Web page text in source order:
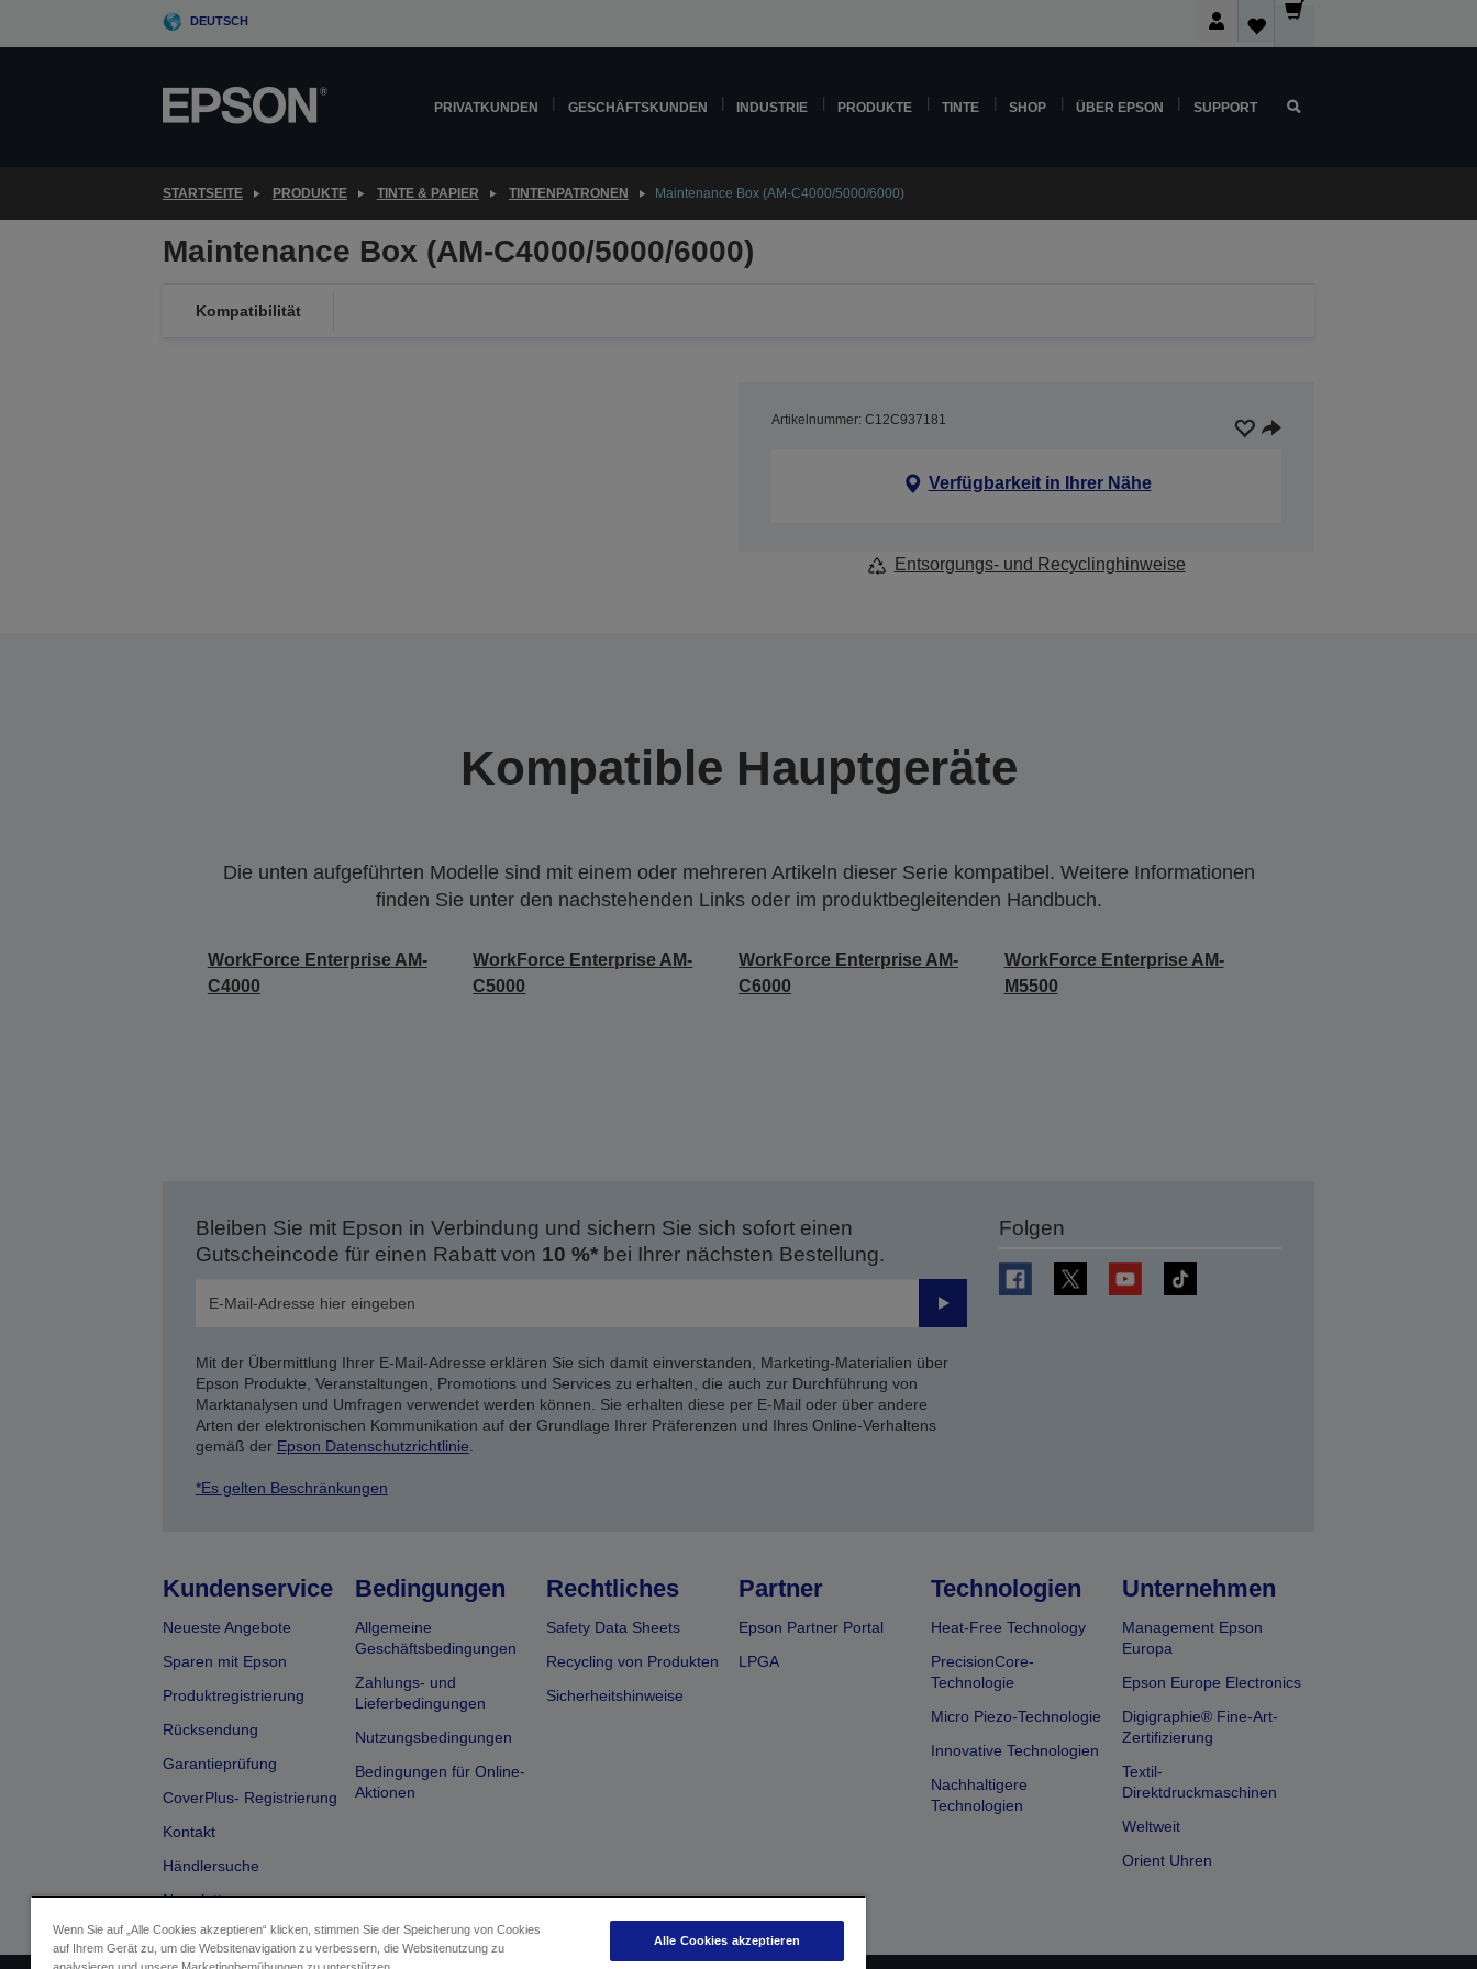
DEUTSCH
PRIVATKUNDEN GESCHÄFTSKUNDEN INDUSTRIE PRODUKTE TINTE SHOP ÜBER EPSON SUPPORT
STARTSEITE PRODUKTE TINTE & PAPIER TINTENPATRONEN Maintenance Box (AM-C4000/5000/6000)
Maintenance Box (AM-C4000/5000/6000)
Kompatibilität
Artikelnummer: C12C937181
Verfügbarkeit in Ihrer Nähe
Entsorgungs- und Recyclinghinweise
Kompatible Hauptgeräte
Die unten aufgeführten Modelle sind mit einem oder mehreren Artikeln dieser Serie kompatibel. Weitere Informationen
finden Sie unter den nachstehenden Links oder im produktbegleitenden Handbuch.
WorkForce Enterprise AM-
C4000
WorkForce Enterprise AM-
C5000
WorkForce Enterprise AM-
C6000
WorkForce Enterprise AM-
M5500
Bleiben Sie mit Epson in Verbindung und sichern Sie sich sofort einen
Gutscheincode für einen Rabatt von 10 %*bei Ihrer nächsten Bestellung.
Senden
Mit der Übermittlung Ihrer E-Mail-Adresse erklären Sie sich damit einverstanden, Marketing-Materialien über
Epson Produkte, Veranstaltungen, Promotions und Services zu erhalten, die auch zur Durchführung von
Marktanalysen und Umfragen verwendet werden können. Sie erhalten diese per E-Mail oder über andere
Arten der elektronischen Kommunikation auf der Grundlage Ihrer Präferenzen und Ihres Online-Verhaltens
gemäß der Epson Datenschutzrichtlinie
*Es gelten Beschränkungen
Folgen
Kundenservice
Neueste Angebote
Sparen mit Epson
Produktregistrierung
Rücksendung
Garantieprüfung
CoverPlus- Registrierung
Kontakt
Händlersuche
Newsletter
Bedingungen
Allgemeine
Geschäftsbedingungen
Zahlungs- und
Lieferbedingungen
Nutzungsbedingungen
Bedingungen für Online-
Aktionen
Rechtliches
Safety Data Sheets
Recycling von Produkten
Sicherheitshinweise
Partner
Epson Partner Portal
LPGA
Technologien
Heat-Free Technology
PrecisionCore-
Technologie
Micro Piezo-Technologie
Innovative Technologien
Nachhaltigere
Technologien
Unternehmen
Management Epson
Europa
Epson Europe Electronics
Digigraphie® Fine-Art-
Zertifizierung
Textil-
Direktdruckmaschinen
Weltweit
Orient Uhren
Wenn Sie auf „Alle Cookies akzeptieren“ klicken, stimmen Sie der Speicherung von Cookies
auf Ihrem Gerät zu, um die Websitenavigation zu verbessern, die Websitenutzung zu
Alle Cookies akzeptieren